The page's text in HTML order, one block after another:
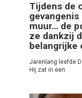
Tijdens de
muur… de
ze dankzij
belangrijke
Jarenlang leefde
Hij zat in een